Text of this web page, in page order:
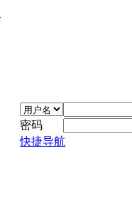
密码
快捷导航